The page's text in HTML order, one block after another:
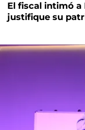
El fiscal intimó a
justifique su